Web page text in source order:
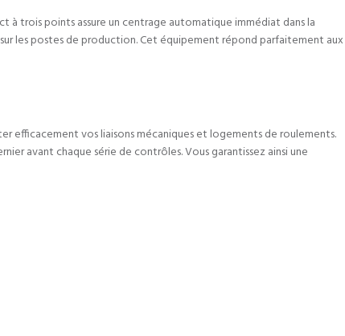
trois points assure un centrage automatique immédiat dans la
les postes de production. Cet équipement répond parfaitement aux
efficacement vos liaisons mécaniques et logements de roulements.
avant chaque série de contrôles. Vous garantissez ainsi une